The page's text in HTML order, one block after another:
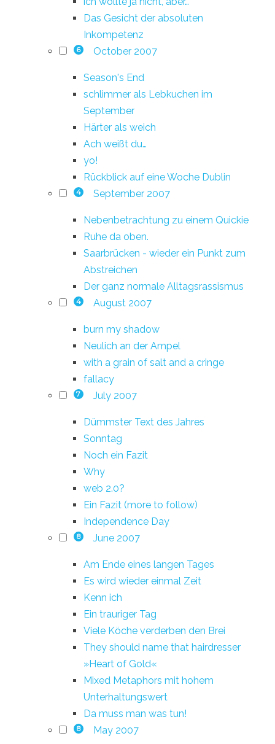
Das Gesicht der absoluten
Inkompetenz
6 October 2007
Season's End
schlimmer als Lebkuchen im
September
Härter als weich
Ach weißt du…
yo!
Rückblick auf eine Woche Dublin
4 September 2007
Nebenbetrachtung zu einem Quickie
Ruhe da oben.
Saarbrücken - wieder ein Punkt zum
Abstreichen
Der ganz normale Alltagsrassismus
4 August 2007
burn my shadow
Neulich an der Ampel
with a grain of salt and a cringe
fallacy
7 July 2007
Dümmster Text des Jahres
Sonntag
Noch ein Fazit
Why
web 2.0?
Ein Fazit (more to follow)
Independence Day
8 June 2007
Am Ende eines langen Tages
Es wird wieder einmal Zeit
Kenn ich
Ein trauriger Tag
Viele Köche verderben den Brei
They should name that hairdresser
»Heart of Gold«
Mixed Metaphors mit hohem
Unterhaltungswert
Da muss man was tun!
8 May 2007